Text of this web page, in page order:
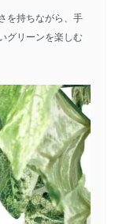
を持ちながら、手
グリーンを楽しむ